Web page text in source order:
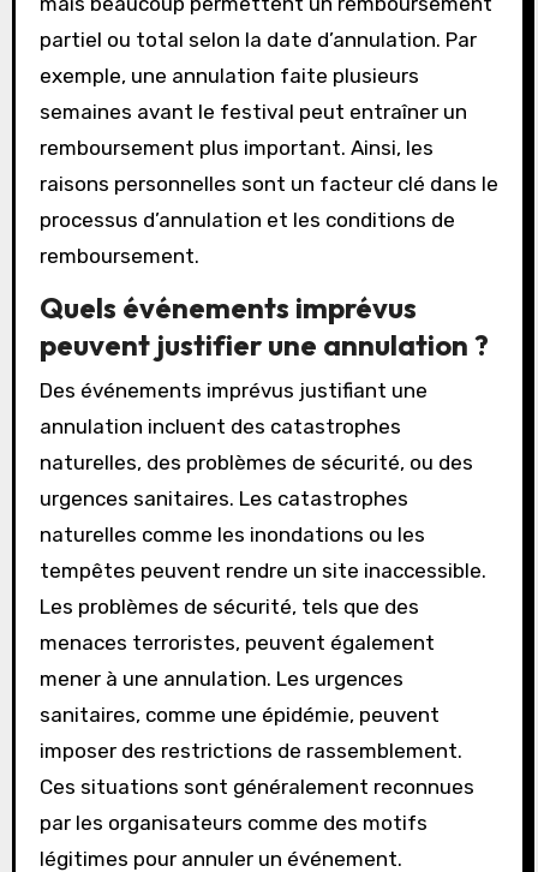
partiel ou total selon la date d’annulation. Par
exemple, une annulation faite plusieurs
semaines avant le festival peut entraîner un
remboursement plus important. Ainsi, les
raisons personnelles sont un facteur clé dans le
processus d’annulation et les conditions de
remboursement.
Quels événements imprévus
peuvent justifier une annulation ?
Des événements imprévus justifiant une
annulation incluent des catastrophes
naturelles, des problèmes de sécurité, ou des
urgences sanitaires. Les catastrophes
naturelles comme les inondations ou les
tempêtes peuvent rendre un site inaccessible.
Les problèmes de sécurité, tels que des
menaces terroristes, peuvent également
mener à une annulation. Les urgences
sanitaires, comme une épidémie, peuvent
imposer des restrictions de rassemblement.
Ces situations sont généralement reconnues
par les organisateurs comme des motifs
légitimes pour annuler un événement.